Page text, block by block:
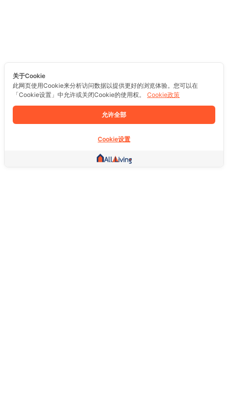
关于Cookie
此网页使用Cookie来分析访问数据以提供更好的浏览体验。您可以在
「Cookie设置」中允许或关闭Cookie的使用权。
Cookie政策
允许全部
Cookie设置